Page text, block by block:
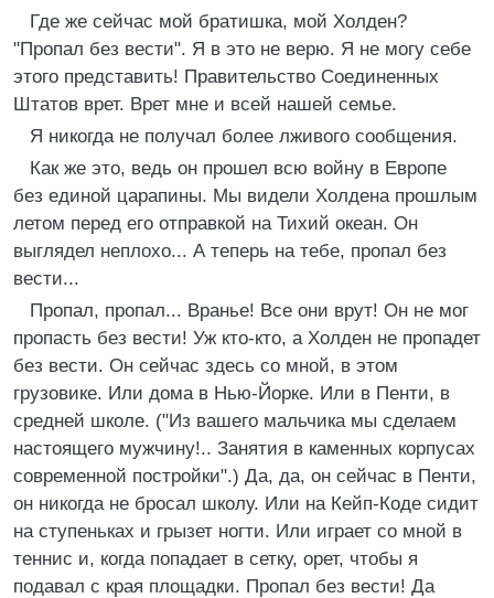
Где же сейчас мой братишка, мой Холден?
"Пропал без вести". Я в это не верю. Я не могу себе
этого представить! Правительство Соединенных
Штатов врет. Врет мне и всей нашей семье.
Я никогда не получал более лживого сообщения.
Как же это, ведь он прошел всю войну в Европе
без единой царапины. Мы видели Холдена прошлым
летом перед его отправкой на Тихий океан. Он
выглядел неплохо... А теперь на тебе, пропал без
вести...
Пропал, пропал... Вранье! Все они врут! Он не мог
пропасть без вести! Уж кто-кто, а Холден не пропадет
без вести. Он сейчас здесь со мной, в этом
грузовике. Или дома в Нью-Йорке. Или в Пенти, в
средней школе. ("Из вашего мальчика мы сделаем
настоящего мужчину!.. Занятия в каменных корпусах
современной постройки".) Да, да, он сейчас в Пенти,
он никогда не бросал школу. Или на Кейп-Коде сидит
на ступеньках и грызет ногти. Или играет со мной в
теннис и, когда попадает в сетку, орет, чтобы я
подавал с края площадки. Пропал без вести! Да